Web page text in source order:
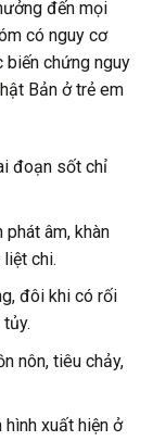
đến mọi
có nguy cơ
biến chứng nguy
Bản ở trẻ em
đoạn sốt chỉ
âm, khàn
liệt chi.
đôi khi có rối
nôn, tiêu chảy,
hình xuất hiện ở